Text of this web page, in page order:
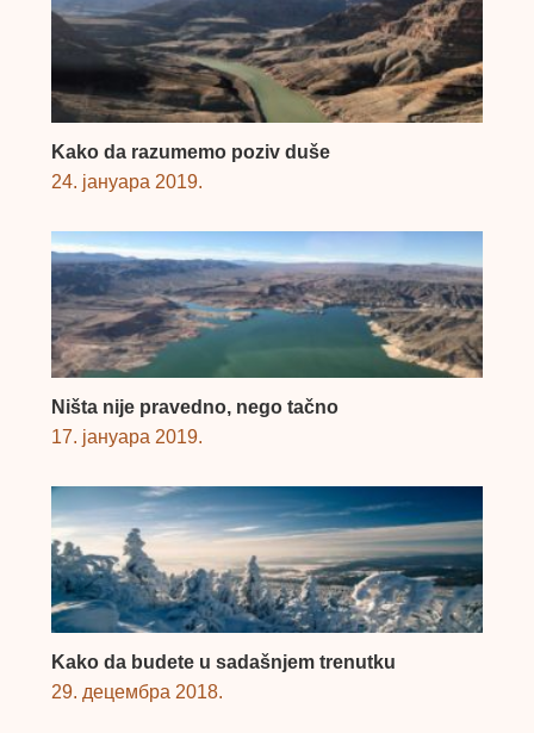
Kako da razumemo poziv duše
24. јануара 2019.
Ništa nije pravedno, nego tačno
17. јануара 2019.
Kako da budete u sadašnjem trenutku
29. децембра 2018.